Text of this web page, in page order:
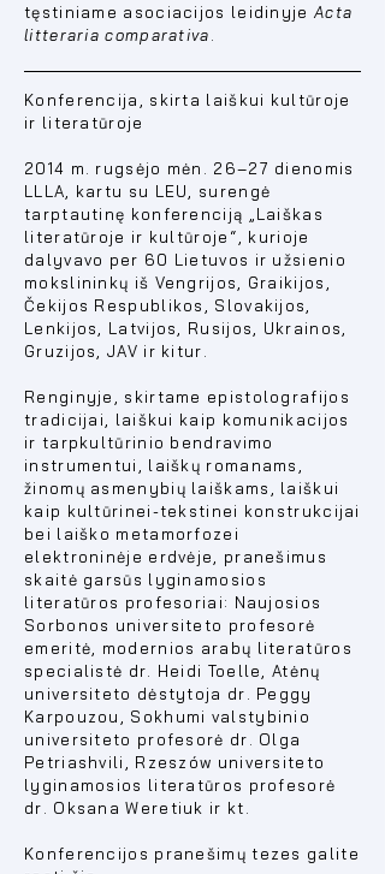
tęstiniame asociacijos leidinyje Acta
litteraria comparativa
Konferencija, skirta laiškui kultūroje
ir literatūroje
2014 m. rugsėjo mėn. 26–27 dienomis
LLLA, kartu su LEU, surengė
tarptautinę konferenciją „Laiškas
literatūroje ir kultūroje “
, kurioje
dalyvavo per 60 Lietuvos ir užsienio
mokslininkų iš Vengrijos, Graikijos,
Čekijos Respublikos, Slovakijos,
Lenkijos, Latvijos, Rusijos, Ukrainos,
Gruzijos, JAV ir kitur.
Renginyje, skirtame epistolografijos
tradicijai, laiškui kaip komunikacijos
ir tarpkultūrinio bendravimo
instrumentui, laiškų romanams,
žinomų asmenybių laiškams, laiškui
kaip kultūrinei-tekstinei konstrukcijai
bei laiško metamorfozei
elektroninėje erdvėje, pranešimus
skaitė garsūs lyginamosios
literatūros profesoriai: Naujosios
Sorbonos universiteto profesorė
emeritė, modernios arabų literatūros
specialistė dr. Heidi Toelle, Atėnų
universiteto dėstytoja dr. Peggy
Karpouzou, Sokhumi valstybinio
universiteto profesorė dr. Olga
Petriashvili, Rzeszów universiteto
lyginamosios literatūros profesorė
dr. Oksana Weretiuk ir kt.
Konferencijos pranešimų tezes galite